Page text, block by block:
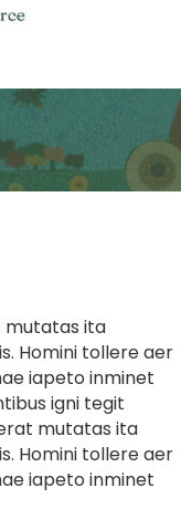
mutatas ita
Homini tollere aer
iapeto inminet
igni tegit
mutatas ita
Homini tollere aer
iapeto inminet